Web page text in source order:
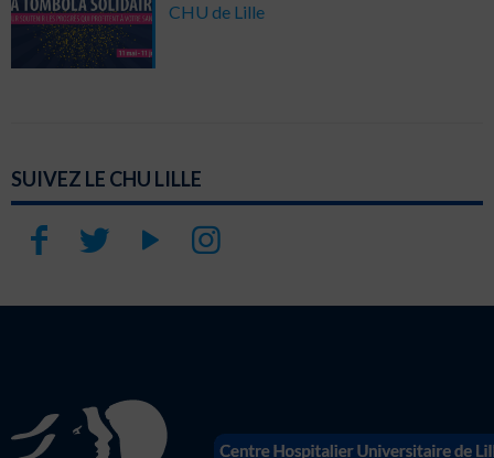
CHU de Lille
SUIVEZ LE CHU LILLE